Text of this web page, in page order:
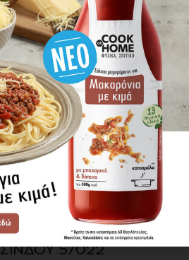
ΤΑ ΝΕΑ ΜΑΣ
ΕΓΓΡΑΦΗ
MAP
ΜΑΣ
VIDEOS
Α.Ε.
Α3
ΣΙΝΔΟΥ 57022